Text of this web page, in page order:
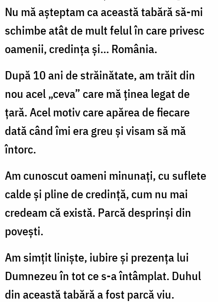
Nu mă așteptam ca această tabără să-mi
schimbe atât de mult felul în care privesc
oamenii, credința și… România.
După 10 ani de străinătate, am trăit din
nou acel „ceva” care mă ținea legat de
țară. Acel motiv care apărea de fiecare
dată când îmi era greu și visam să mă
întorc.
Am cunoscut oameni minunați, cu suflete
calde și pline de credință, cum nu mai
credeam că există. Parcă desprinși din
povești.
Am simțit liniște, iubire și prezența lui
Dumnezeu în tot ce s-a întâmplat. Duhul
din această tabără a fost parcă viu.